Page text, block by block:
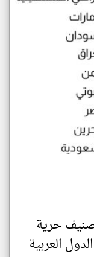
حرية
العربية